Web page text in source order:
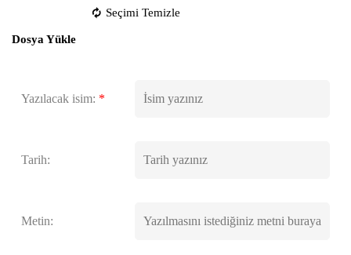
Seçimi Temizle
Dosya Yükle
Yazılacak isim: *
Tarih:
Metin: